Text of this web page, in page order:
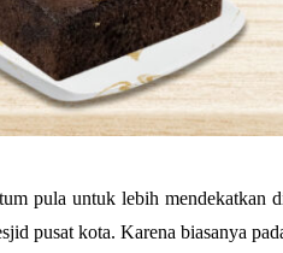
pula untuk lebih
pusat kota. Karena biasanya